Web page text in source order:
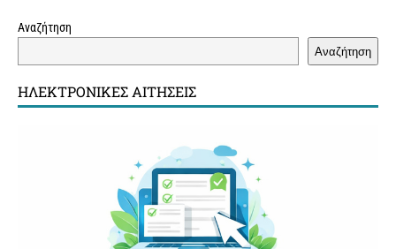
Αναζήτηση
Αναζήτηση
ΗΛΕΚΤΡΟΝΙΚΈΣ ΑΙΤΉΣΕΙΣ